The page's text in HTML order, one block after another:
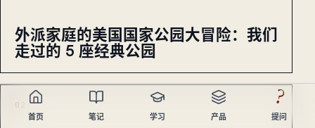
外派家庭的美国国家公园大冒险：我们
走过的 5 座经典公园
02
首页
笔记 学习 产品
?
提问